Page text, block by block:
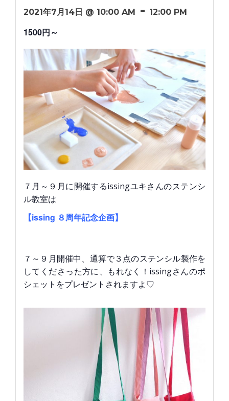
2021年7月14日 @ 10:00 AM - 12:00 PM
1500円～
７月～９月に開催するissingユキさんのステンシ
ル教室は
【issing ８周年記念企画】
７～９月開催中、通算で３点のステンシル製作を
してくださった方に、もれなく！issingさんのポ
シェットをプレゼントされますよ♡